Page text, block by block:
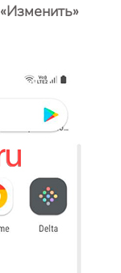
«Изменить»